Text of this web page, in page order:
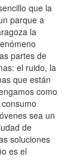
que la
parque a
la
partes de
el ruido, la
que están
como
sea un
de
soluciones
es el